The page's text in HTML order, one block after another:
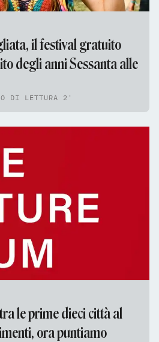
il festival gratuito
degli anni Sessanta alle
DI LETTURA 2'
le prime dieci città al
ora puntiamo